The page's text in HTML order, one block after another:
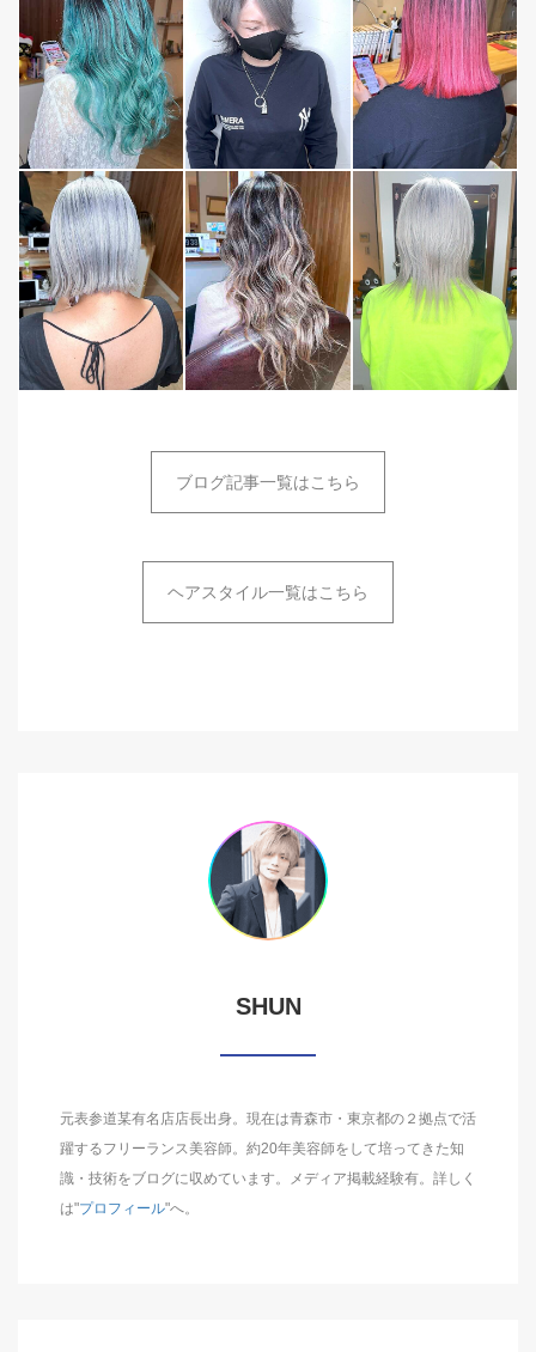
ブログ記事一覧はこちら
ヘアスタイル一覧はこちら
SHUN
元表参道某有名店店長出身。現在は青森市・東京都の２拠点で活
躍するフリーランス美容師。約20年美容師をして培ってきた知
識・技術をブログに収めています。メディア掲載経験有。詳しく
は"プロフィール"へ。